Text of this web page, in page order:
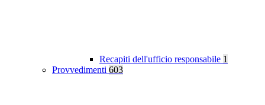
Recapiti dell'ufficio responsabile 1
Provvedimenti 603